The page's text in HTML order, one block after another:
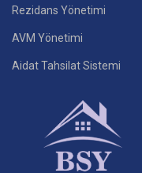
Rezidans Yönetimi
AVM Yönetimi
Aidat Tahsilat Sistemi